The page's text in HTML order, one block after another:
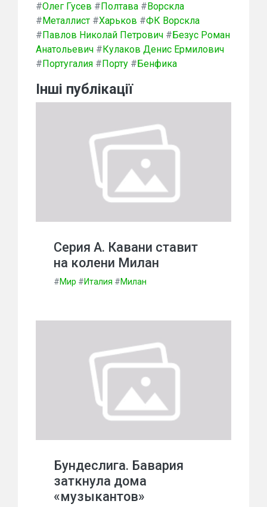
#Олег Гусев #Полтава #Ворскла
#Металлист #Харьков #ФК Ворскла
#Павлов Николай Петрович #Безус Роман
Анатольевич #Кулаков Денис Ермилович
#Португалия #Порту #Бенфика
Інші публікації
Серия А. Кавани ставит
на колени Милан
#Мир #Италия #Милан
Бундеслига. Бавария
заткнула дома
«музыкантов»